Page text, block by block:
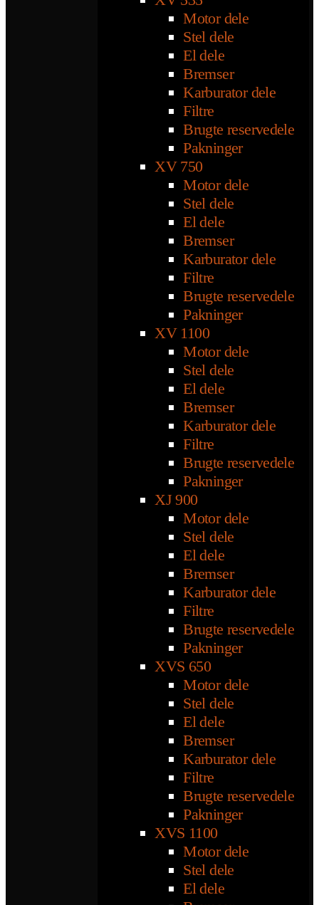
Motor dele
Stel dele
El dele
Bremser
Karburator dele
Filtre
Brugte reservedele
Pakninger
XV 750
Motor dele
Stel dele
El dele
Bremser
Karburator dele
Filtre
Brugte reservedele
Pakninger
XV 1100
Motor dele
Stel dele
El dele
Bremser
Karburator dele
Filtre
Brugte reservedele
Pakninger
XJ 900
Motor dele
Stel dele
El dele
Bremser
Karburator dele
Filtre
Brugte reservedele
Pakninger
XVS 650
Motor dele
Stel dele
El dele
Bremser
Karburator dele
Filtre
Brugte reservedele
Pakninger
XVS 1100
Motor dele
Stel dele
El dele